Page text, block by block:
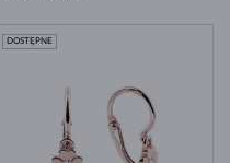
DOSTĘPNE